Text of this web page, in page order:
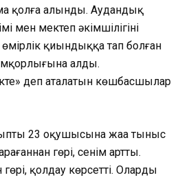
қолға алынды. Аудандық
мен мектеп әкімшілігінің
қиындыққа тап болған
алды.
деп аталатын көшбасшылар
23 оқушысына жаңа тыныс
гөрі, сенім артты.
қолдау көрсетті. Оларды